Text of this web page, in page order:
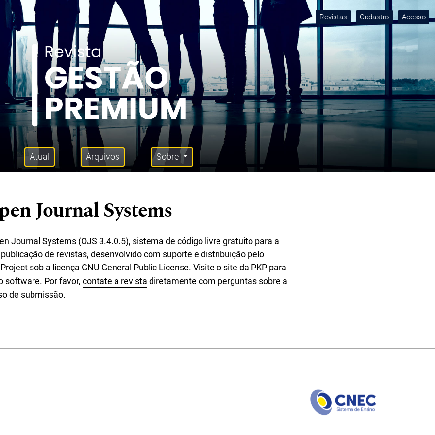
Revistas Cadastro Acesso
Atual Arquivos Sobre
Journal Systems
Journal Systems (OJS 3.4.0.5), sistema de código livre gratuito para a
de revistas, desenvolvido com suporte e distribuição pelo
sob a licença GNU General Public License. Visite o site da PKP para
software. Por favor, contate a revista diretamente com perguntas sobre a
de submissão.